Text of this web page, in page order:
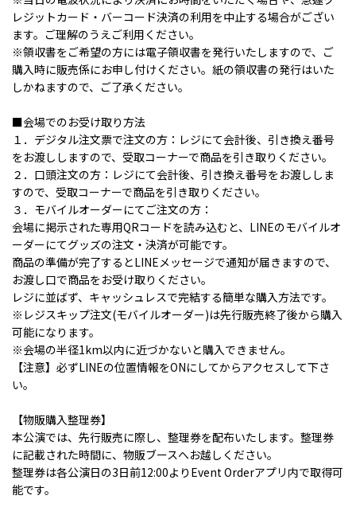
レジットカード・バーコード決済の利用を中止する場合がござい
ます。ご理解のうえご利用ください。
※領収書をご希望の方には電子領収書を発行いたしますので、ご
購入時に販売係にお申し付けください。紙の領収書の発行はいた
しかねますので、ご了承ください。
■会場でのお受け取り方法
１．デジタル注文票で注文の方：レジにて会計後、引き換え番号
をお渡ししますので、受取コーナーで商品を引き取りください。
２．口頭注文の方：レジにて会計後、引き換え番号をお渡ししま
すので、受取コーナーで商品を引き取りください。
３．モバイルオーダーにてご注文の方：
会場に掲示された専用QRコードを読み込むと、LINEのモバイルオ
ーダーにてグッズの注文・決済が可能です。
商品の準備が完了するとLINEメッセージで通知が届きますので、
お渡し口で商品をお受け取りください。
レジに並ばず、キャッシュレスで完結する簡単な購入方法です。
※レジスキップ注文(モバイルオーダー)は先行販売終了後から購入
可能になります。
※会場の半径1km以内に近づかないと購入できません。
【注意】必ずLINEの位置情報をONにしてからアクセスして下さ
い。
【物販購入整理券】
本公演では、先行販売に際し、整理券を配布いたします。整理券
に記載された時間に、物販ブースへお越しください。
整理券は各公演日の3日前12:00よりEvent Orderアプリ内で取得可
能です。